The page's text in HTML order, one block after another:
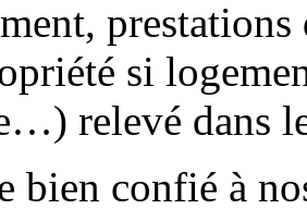
si
relevé dans
bien confié à